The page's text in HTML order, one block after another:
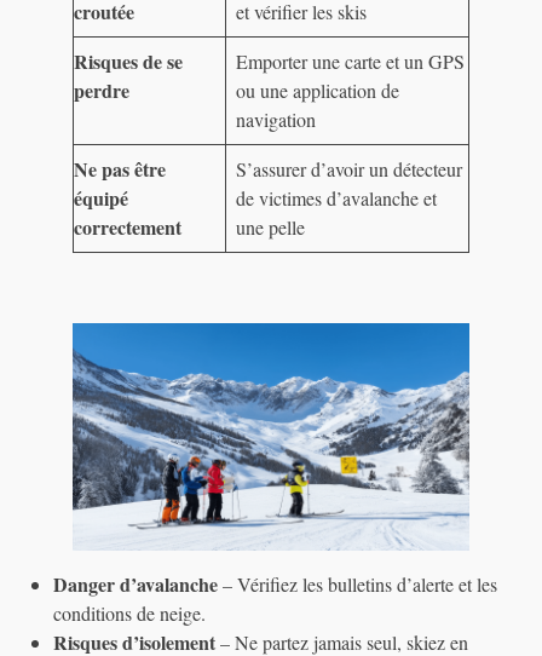
croutée
et vérifier les skis
Risques de se
perdre
Emporter une carte et un GPS
ou une application de
navigation
Ne pas être
équipé
correctement
S’assurer d’avoir un détecteur
de victimes d’avalanche et
une pelle
Danger d’avalanche– Vérifiez les bulletins d’alerte et les
conditions de neige.
Risques d’isolement– Ne partez jamais seul, skiez en